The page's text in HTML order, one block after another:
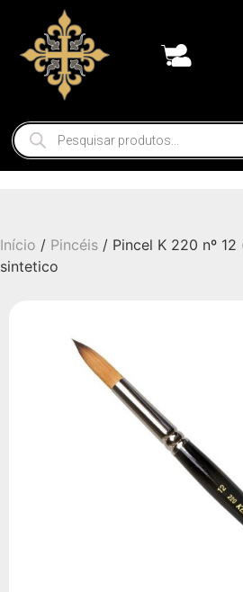
Início / Pincéis / Pincel K 220 nº
sintetico